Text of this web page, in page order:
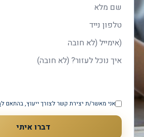
שם מלא
טלפון
אימייל
איך נוכל לעזור?
אני מאשר/ת יצירת קשר לצורך ייעוץ, בהתאם ל
דברו איתי